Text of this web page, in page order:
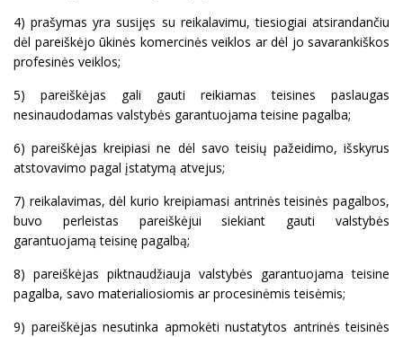
4) prašymas yra susijęs su reikalavimu, tiesiogiai atsirandančiu
dėl pareiškėjo ūkinės komercinės veiklos ar dėl jo savarankiškos
profesinės veiklos;
5) pareiškėjas gali gauti reikiamas teisines paslaugas
nesinaudodamas valstybės garantuojama teisine pagalba;
6) pareiškėjas kreipiasi ne dėl savo teisių pažeidimo, išskyrus
atstovavimo pagal įstatymą atvejus;
7) reikalavimas, dėl kurio kreipiamasi antrinės teisinės pagalbos,
buvo perleistas pareiškėjui siekiant gauti valstybės
garantuojamą teisinę pagalbą;
8) pareiškėjas piktnaudžiauja valstybės garantuojama teisine
pagalba, savo materialiosiomis ar procesinėmis teisėmis;
9) pareiškėjas nesutinka apmokėti nustatytos antrinės teisinės